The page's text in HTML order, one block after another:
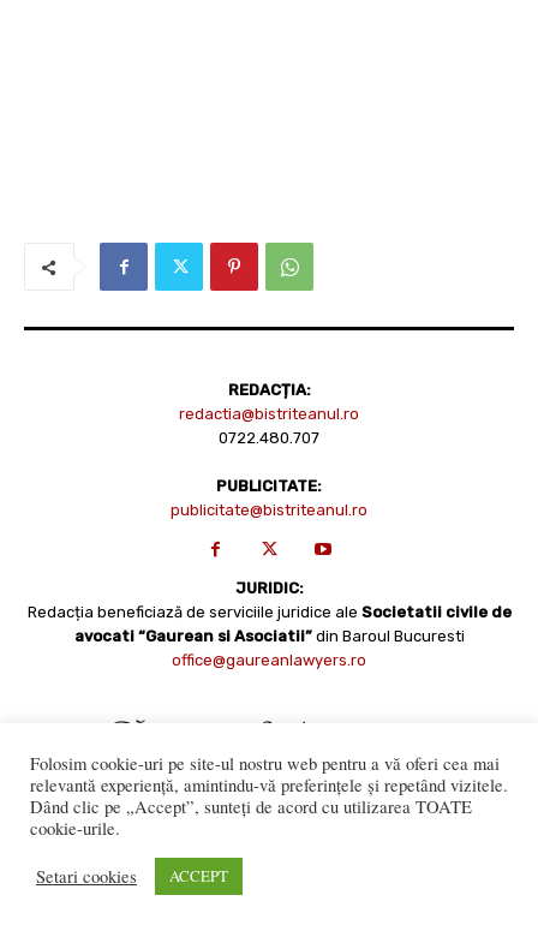
REDACȚIA:
redactia@bistriteanul.ro
0722.480.707
PUBLICITATE:
publicitate@bistriteanul.ro
JURIDIC:
Redacția beneficiază de serviciile juridice ale Societatii civile de
avocati “Gaurean si Asociatii” din Baroul Bucuresti
office@gaureanlawyers.ro
numai cu acordul expres al Bistriteanul.Ro. © Copyright 2008 -
Folosim cookie-uri pe site-ul nostru web pentru a vă oferi cea mai
relevantă experiență, amintindu-vă preferințele și repetând vizitele.
Dând clic pe „Accept”, sunteți de acord cu utilizarea TOATE
cookie-urile.
Setari cookies ACCEPT